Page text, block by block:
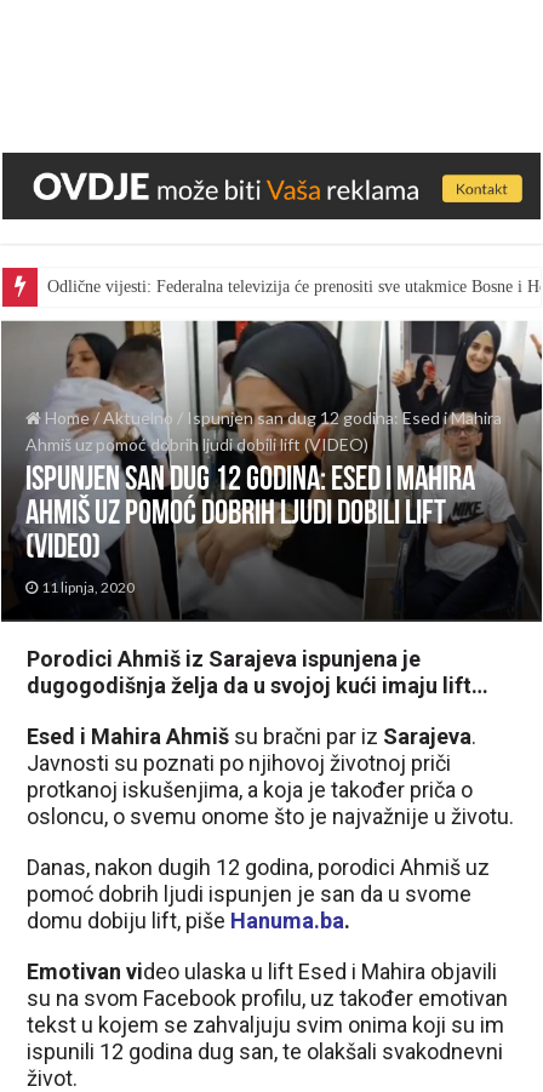
Odlične vijesti: Federalna televizija će prenositi sve utakmice Bosne i
Home/Aktuelno / Ispunjen san dug 12 godina: Esed i Mahira
Ahmiš uz pomoć dobrih ljudi dobili lift (VIDEO)
Ispunjen san dug 12 godina: Esed i Mahira
Ahmiš uz pomoć dobrih ljudi dobili lift
(VIDEO)
11 lipnja, 2020
Porodici Ahmiš iz Sarajeva ispunjena je
dugogodišnja želja da u svojoj kući imaju lift…
Esed i Mahira Ahmiš su bračni par iz Sarajeva.
Javnosti su poznati po njihovoj životnoj priči
protkanoj iskušenjima, a koja je također priča o
osloncu, o svemu onome što je najvažnije u životu.
Danas, nakon dugih 12 godina, porodici Ahmiš uz
pomoć dobrih ljudi ispunjen je san da u svome
domu dobiju lift, piše Hanuma.ba.
Emotivan video ulaska u lift Esed i Mahira objavili
su na svom Facebook profilu, uz također emotivan
tekst u kojem se zahvaljuju svim onima koji su im
ispunili 12 godina dug san, te olakšali svakodnevni
život.